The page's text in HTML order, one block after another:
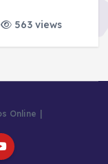
563 views
Online |